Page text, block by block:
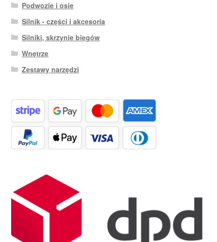
Podwozie i osie
Silnik - części i akcesoria
Silniki, skrzynie biegów
Wnętrze
Zestawy narzędzi